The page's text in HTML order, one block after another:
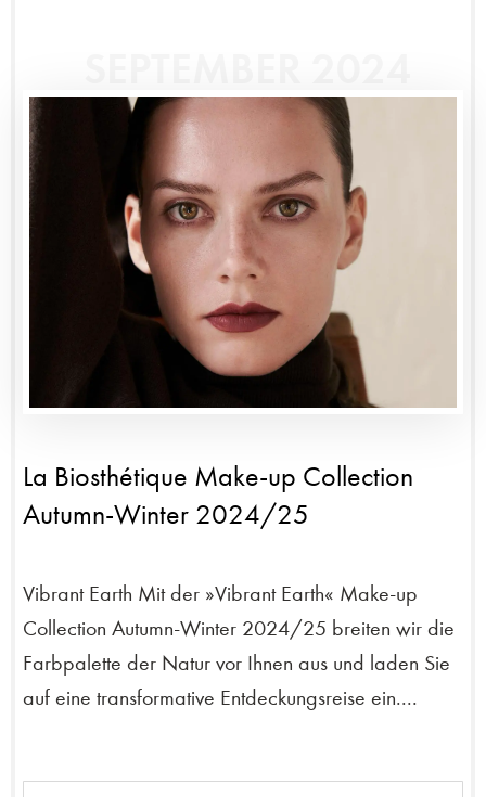
La Biosthétique Make-up Collection
Autumn-Winter 2024/25
Vibrant Earth Mit der »Vibrant Earth« Make-up
Collection Autumn-Winter 2024/25 breiten wir die
Farbpalette der Natur vor Ihnen aus und laden Sie
auf eine transformative Entdeckungsreise ein....